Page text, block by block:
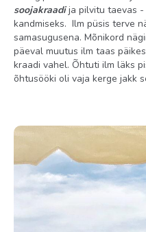
soojakraadija pilvitu taevas -
kandmiseks. Ilm püsis terve
samasugusena. Mõnikord
päeval muutus ilm taas
kraadi vahel. Õhtuti ilm läks
õhtusööki oli vaja kerge jakk